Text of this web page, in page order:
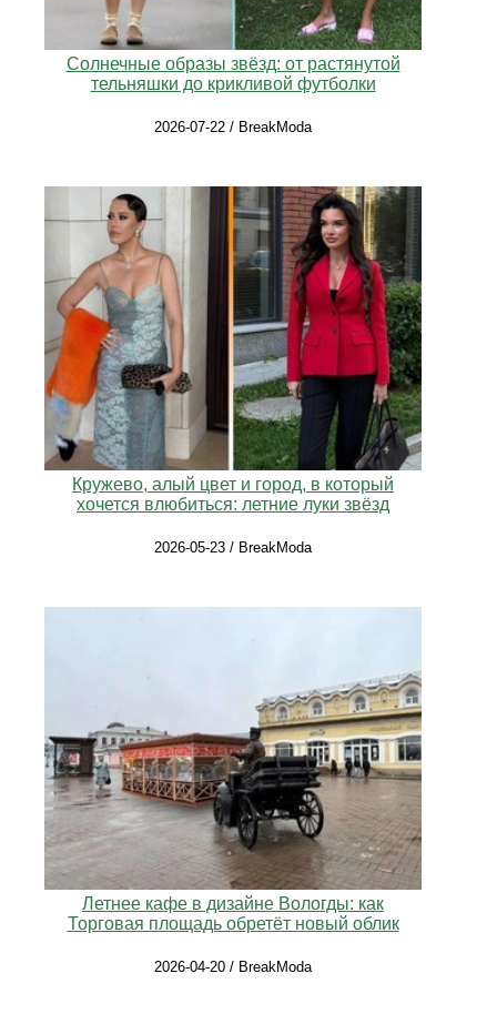
Солнечные образы звёзд: от растянутой
тельняшки до крикливой футболки
2026-07-22 / BreakModa
Кружево, алый цвет и город, в который
хочется влюбиться: летние луки звёзд
2026-05-23 / BreakModa
Летнее кафе в дизайне Вологды: как
Торговая площадь обретёт новый облик
2026-04-20 / BreakModa